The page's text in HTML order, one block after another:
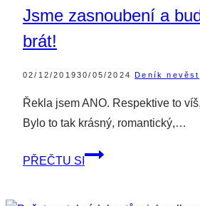
Jsme zasnoubení a
brát!
02/12/201930/05/2024 Deník
Řekla jsem ANO. Respektive to
Bylo to tak krásný, romantický,…
PŘEČTU SI
Jsme